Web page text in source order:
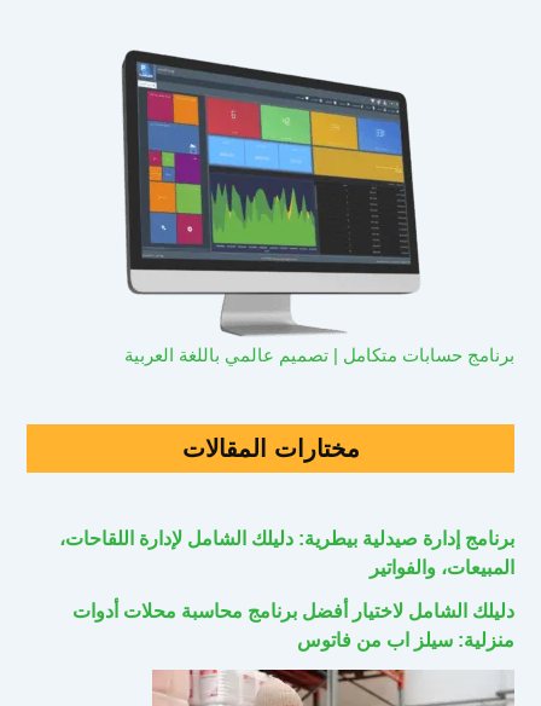
برنامج حسابات متكامل | تصميم عالمي باللغة العربية
مختارات المقالات
برنامج إدارة صيدلية بيطرية: دليلك الشامل لإدارة اللقاحات،
المبيعات، والفواتير
دليلك الشامل لاختيار أفضل برنامج محاسبة محلات أدوات
منزلية: سيلز اب من فاتوس